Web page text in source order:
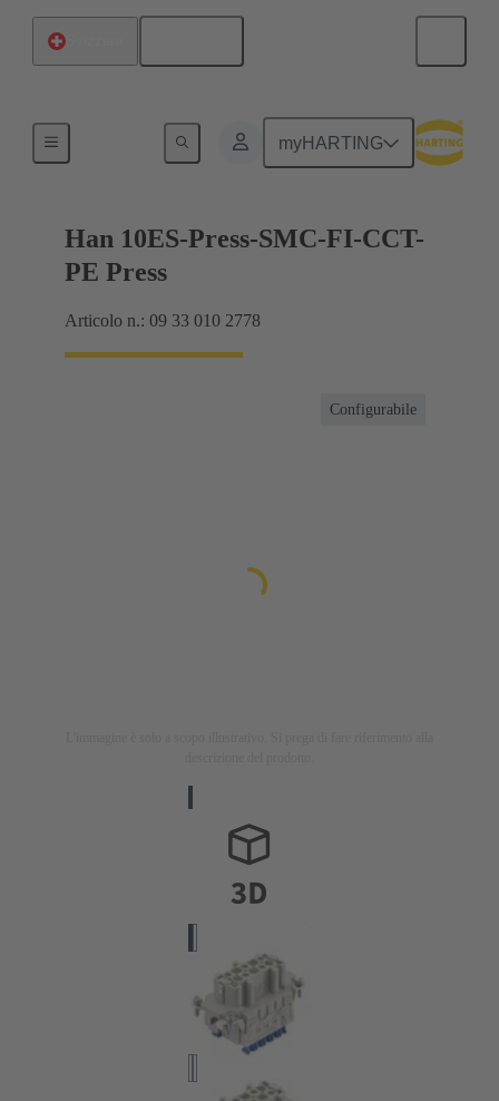
myHARTING
Correnti fino a 16 A
Han 10ES-Press-SMC-FI-CCT-
PE Press
Articolo n.: 09 33 010 2778
Configurabile